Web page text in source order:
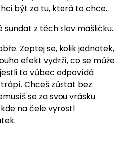
být za tu, která to chce.
z těch slov mašličku.
Zeptej se, kolik jednotek,
efekt vydrží, co se může
to vůbec odpovídá
Chceš zůstat bez
se za svou vrásku
na čele vyrostl